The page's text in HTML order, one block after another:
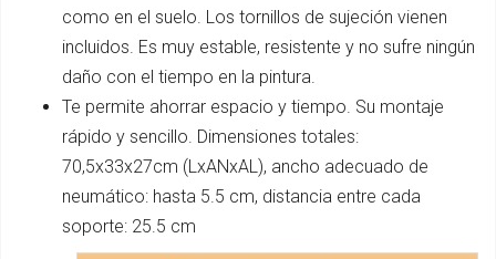
como en el suelo. Los tornillos de sujeción vienen
incluidos. Es muy estable, resistente y no sufre ningún
daño con el tiempo en la pintura.
Te permite ahorrar espacio y tiempo. Su montaje
rápido y sencillo. Dimensiones totales:
70,5x33x27cm (LxANxAL), ancho adecuado de
neumático: hasta 5.5 cm, distancia entre cada
soporte: 25.5 cm